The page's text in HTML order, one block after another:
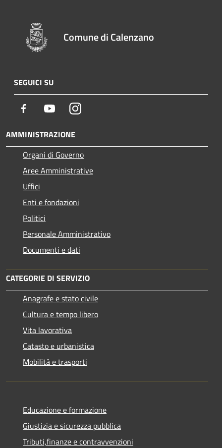
Comune di Calenzano
SEGUICI SU
Facebook YoutubeInstagram
AMMINISTRAZIONE
Organi di Governo
Aree Amministrative
Uffici
Enti e fondazioni
Politici
Personale Amministrativo
Documenti e dati
CATEGORIE DI SERVIZIO
Anagrafe e stato civile
Cultura e tempo libero
Vita lavorativa
Catasto e urbanistica
Mobilità e trasporti
Educazione e formazione
Giustizia e sicurezza pubblica
Tributi,finanze e contravvenzioni